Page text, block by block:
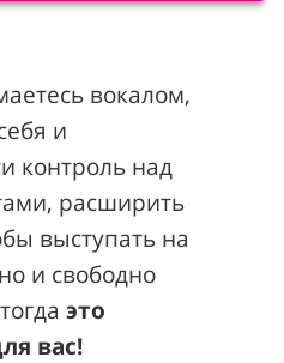
вокалом,
и
контроль над
расширить
выступать на
и свободно
это
вас!